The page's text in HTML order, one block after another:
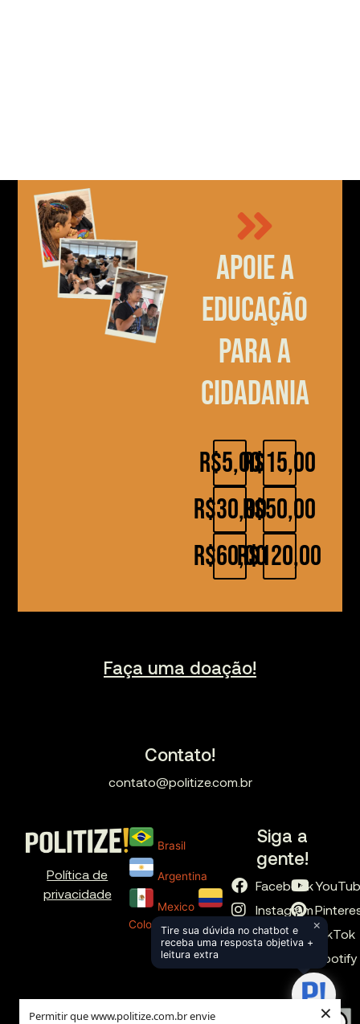
Permitir que www.politize.com.br envie
×
Apoie a
educação
para a
cidadania
R$5,00
R$30,00
R$60,00
R$15,00
R$50,00
R$120,00
Faça uma doação!
Contato!
contato@politize.com.br
Política de
privacidade
Brasil
Argentina
Mexico
Colombia
Siga a
gente!
Facebook
Instagram
X
TikTok
Spotify
Tire sua dúvida no chatbot e
receba uma resposta objetiva +
leitura extra
×